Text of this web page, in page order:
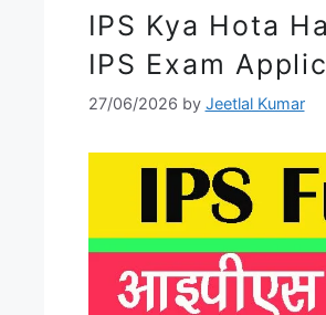
IPS Kya Hota
IPS Exam
27/06/2026 by Jeetlal Kumar